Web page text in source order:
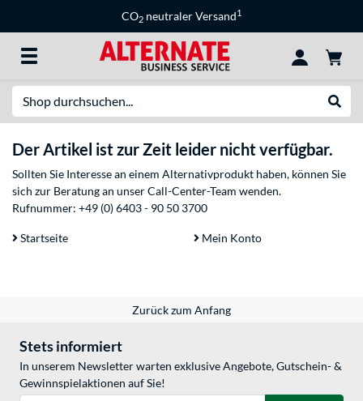
CO2 neutraler Versand1
Der Artikel ist zur Zeit leider nicht verfügbar.
Sollten Sie Interesse an einem Alternativprodukt haben, können Sie
sich zur Beratung an unser Call-Center-Team wenden.
Rufnummer: +49 (0) 6403 - 90 50 3700
Startseite Mein Konto
Zurück zum Anfang
Stets informiert
In unserem Newsletter warten exklusive Angebote, Gutschein- &
Gewinnspielaktionen auf Sie!